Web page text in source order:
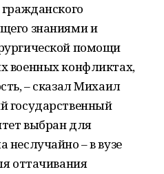
знаниями и
помощи
военных конфликтах,
– сказал Михаил
государственный
выбран для
неслучайно – в вузе
оттачивания